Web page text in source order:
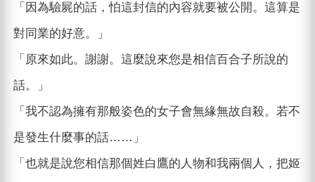
「因為驗屍的話，怕這封信的內容就要被公開。這算是
對同業的好意。」
「原來如此。謝謝。這麼說來您是相信百合子所說的
話。」
「我不認為擁有那般姿色的女子會無緣無故自殺。若不
是發生什麼事的話……」
「也就是說您相信那個姓白鷹的人物和我兩個人，把姬